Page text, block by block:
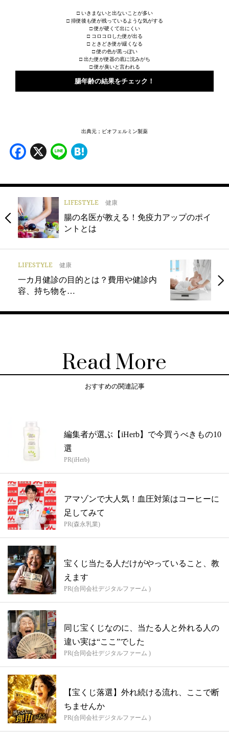
□ いきまないと出ないことが多い
□ 排便後も便が残っているような気がする
□ 便が硬くて出にくい
□ コロコロした便が出る
□ ときどき便が緩くなる
□ 便の色が黒っぽい
□ 出た便が便器の底に沈みがち
□ 便が臭いと言われる
腸年齢の結果をチェック！
出典元；ビオフェルミン製薬
Facebook
X Line
LIFESTYLE 健康
腸の名医が教える！免疫力アップのポイ
ントとは
LIFESTYLE 健康
一カ月健診の目的とは？費用や健診内
容、持ち物を…
Read More
おすすめの関連記事
編集者が選ぶ【iHerb】で今買うべきもの10
選
PR(iHerb)
アマゾンで大人気！血圧対策はコーヒーに
足してみて
PR(森永乳業)
宝くじ当たる人だけがやっていること、教
えます
PR(合同会社デジタルファーム )
同じ宝くじなのに、当たる人と外れる人の
違い実は“ここ”でした
PR(合同会社デジタルファーム )
【宝くじ落選】外れ続ける流れ、ここで断
ちませんか
PR(合同会社デジタルファーム )